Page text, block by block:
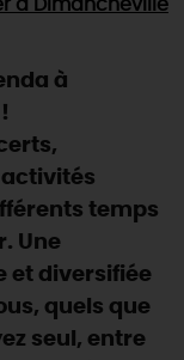
Faïencerie de
Baludik
🎉
en 2026
au fil de l'eau"
à Dimancheville
à
temps
Une
et diversifiée
quels que
seul, entre